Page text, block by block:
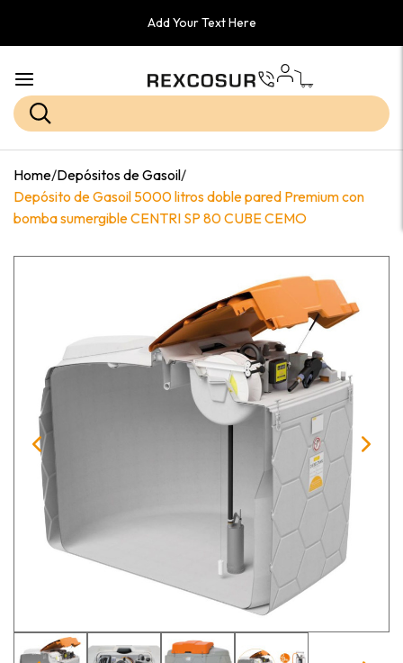
Add Your Text Here
Home/Depósitos de Gasoil/
Depósito de Gasoil 5000 litros doble pared Premium con
bomba sumergible CENTRI SP 80 CUBE CEMO